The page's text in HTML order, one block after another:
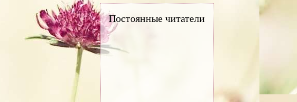
Постоянные читатели